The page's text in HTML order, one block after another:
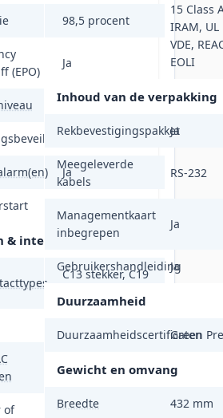
98,5 procent
(EPO)
Ja
55 dB
Ja
Ja
& interfaces
C13 stekker, C19
9 AC-uitgang(en)
of
15 Class
IRAM, UL
VDE,
EOLI
Inhoud van de verpakking
Rekbevestigingspakket
Ja
Meegeleverde
kabels
RS-232
Managementkaart
inbegrepen
Ja
Gebruikershandleiding
Ja
Duurzaamheid
Duurzaamheidscertificaten
Green
Gewicht en omvang
Breedte 432 mm